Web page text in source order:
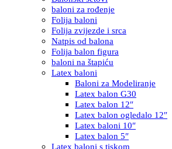
baloni za rođenje
Folija baloni
Folija zvijezde i srca
Natpis od balona
Folija balon figura
baloni na štapiću
Latex baloni
Baloni za Modeliranje
Latex balon G30
Latex balon 12″
Latex balon ogledalo 12″
Latex baloni 10″
Latex balon 5″
Latex baloni s tiskom